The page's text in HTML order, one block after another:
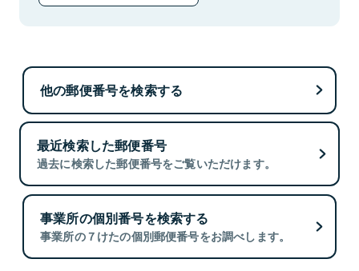
他の郵便番号を検索する
最近検索した郵便番号
過去に検索した郵便番号をご覧いただけます。
事業所の個別番号を検索する
事業所の７けたの個別郵便番号をお調べします。